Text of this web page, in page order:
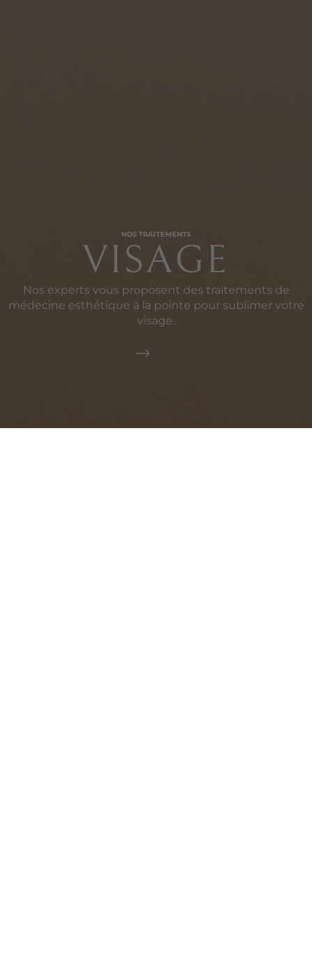
NOS TRAITEMENTS
VISAGE
Nos experts vous proposent des traitements de
médecine esthétique à la pointe pour sublimer votre
visage.